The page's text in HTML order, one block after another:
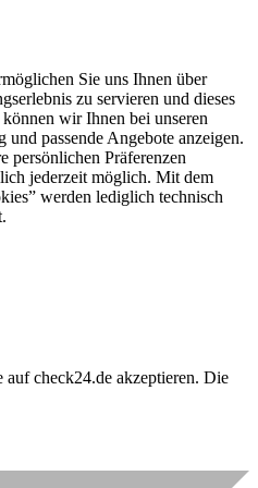
Sie uns Ihnen über
zu servieren und dieses
wir Ihnen bei unseren
und passende Angebote anzeigen.
persönlichen Präferenzen
jederzeit möglich. Mit dem
werden lediglich technisch
check24.de akzeptieren. Die